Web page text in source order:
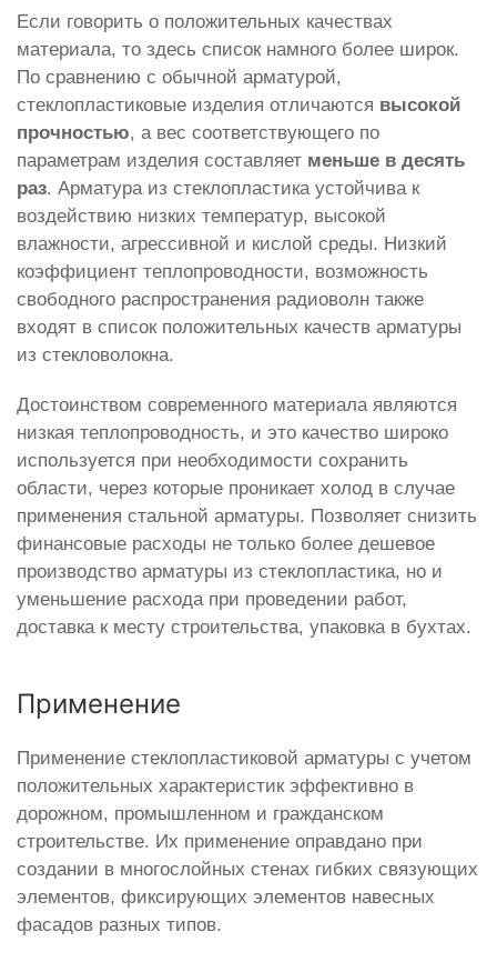
Если говорить о положительных качествах
материала, то здесь список намного более широк.
По сравнению с обычной арматурой,
стеклопластиковые изделия отличаются высокой
прочностью, а вес соответствующего по
параметрам изделия составляет меньше в десять
раз. Арматура из стеклопластика устойчива к
воздействию низких температур, высокой
влажности, агрессивной и кислой среды. Низкий
коэффициент теплопроводности, возможность
свободного распространения радиоволн также
входят в список положительных качеств арматуры
из стекловолокна.
Достоинством современного материала являются
низкая теплопроводность, и это качество широко
используется при необходимости сохранить
области, через которые проникает холод в случае
применения стальной арматуры. Позволяет снизить
финансовые расходы не только более дешевое
производство арматуры из стеклопластика, но и
уменьшение расхода при проведении работ,
доставка к месту строительства, упаковка в бухтах.
Применение
Применение стеклопластиковой арматуры с учетом
положительных характеристик эффективно в
дорожном, промышленном и гражданском
строительстве. Их применение оправдано при
создании в многослойных стенах гибких связующих
элементов, фиксирующих элементов навесных
фасадов разных типов.